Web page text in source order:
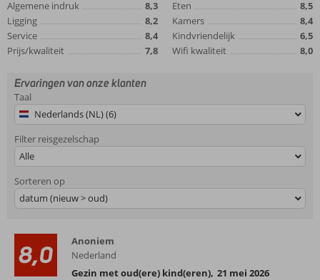
Algemene indruk
8,3
Ligging
8,2
Service
8,4
Prijs/kwaliteit
7,8
Eten
8,5
Kamers
8,4
Kindvriendelijk
6,5
Wifi kwaliteit
8,0
Ervaringen van onze klanten
Taal
Nederlands (NL) (6)
Filter reisgezelschap
Alle
Sorteren op
datum (nieuw > oud)
8,0
Anoniem
Nederland
Gezin met oud(ere) kind(eren), 21 mei 2026